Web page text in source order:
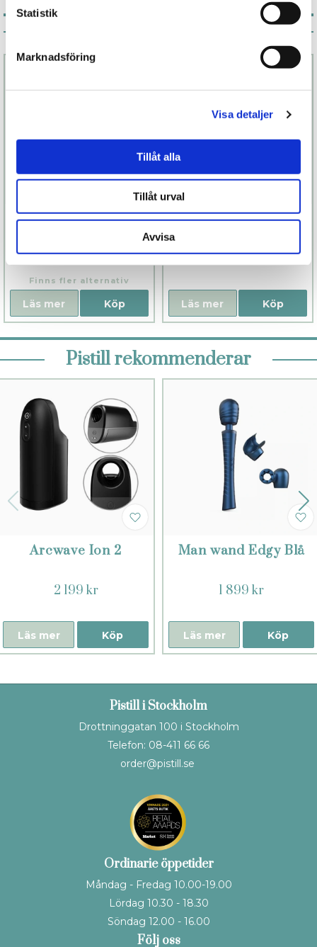
Statistik
Marknadsföring
Visa detaljer
Tillåt alla
Tillåt urval
Avvisa
Chorus Rosa
2 099 kr
Finns fler alternativ
Köp
Läs mer
Aleah Care
rengöring
129 kr
Köp
Läs mer
Pistill rekommenderar
Arcwave Ion 2
2 199 kr
Köp
Läs mer
Man wand Edgy Blå
1 899 kr
Köp
Läs mer
Pistill i Stockholm
Drottninggatan 100 i Stockholm
Telefon: 08-411 66 66
order@pistill.se
Ordinarie öppetider
Måndag - Fredag 10.00-19.00
Lördag 10.30 - 18.30
Söndag 12.00 - 16.00
Följ oss